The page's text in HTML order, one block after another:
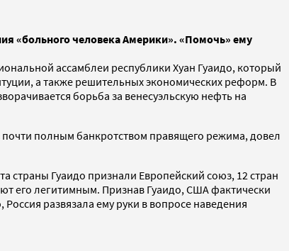
«больного человека Америки». «Помочь» ему
ассамблеи республики Хуан Гуаидо, который
а также решительных экономических реформ. В
борьба за венесуэльскую нефть на
почти полным банкротством правящего режима, довел
страны Гуаидо признали Европейский союз, 12 стран
его легитимным. Признав Гуаидо, США фактически
развязала ему руки в вопросе наведения